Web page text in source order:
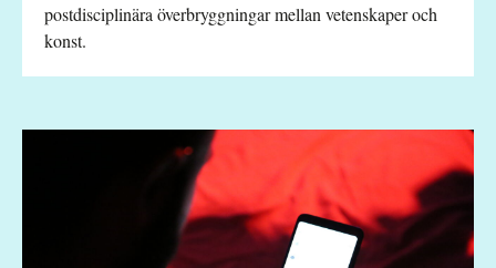
postdisciplinära överbryggningar mellan vetenskaper och
konst.